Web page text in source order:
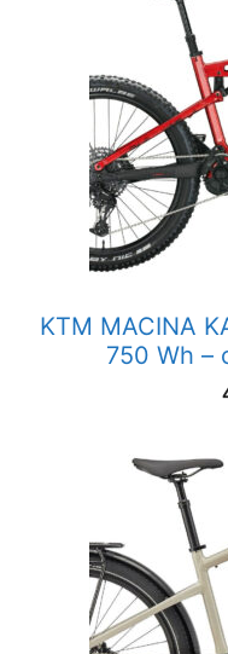
KTM MACINA
750 Wh –